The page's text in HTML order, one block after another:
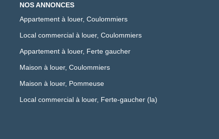
NOS ANNONCES
Appartement à louer, Coulommiers
Local commercial à louer, Coulommiers
Appartement à louer, Ferte gaucher
Maison à louer, Coulommiers
Maison à louer, Pommeuse
Local commercial à louer, Ferte-gaucher (la)